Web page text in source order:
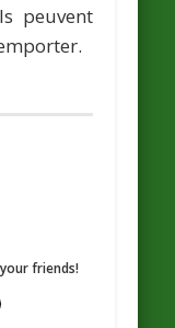
peuvent
friends!